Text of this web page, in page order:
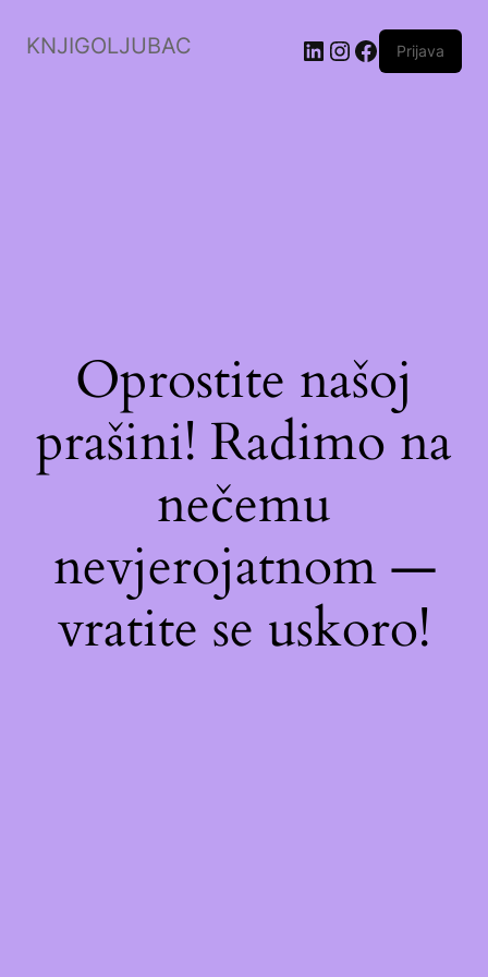
KNJIGOLJUBAC LinkedIn
Instagram
Facebook
Prijava
Oprostite našoj
prašini! Radimo na
nečemu
nevjerojatnom —
vratite se uskoro!